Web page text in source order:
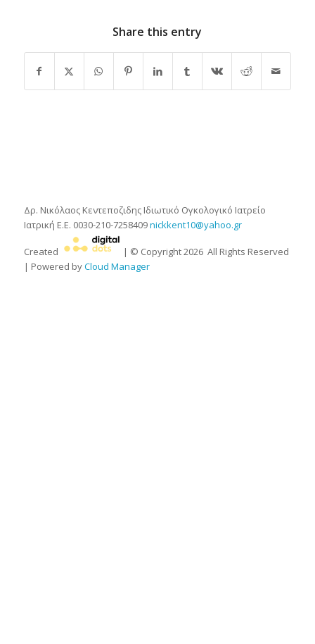
Share this entry
Δρ. Νικόλαος Κεντεποζιδης Ιδιωτικό Ογκολογικό Ιατρείο
Ιατρική Ε.Ε. 0030-210-7258409nickkent10@yahoo.gr
Created | © Copyright2026All Rights Reserved
| Powered byCloud Manager